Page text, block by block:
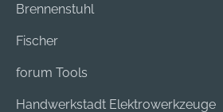
Brennenstuhl
Fischer
forum Tools
Handwerkstadt Elektrowerkzeuge